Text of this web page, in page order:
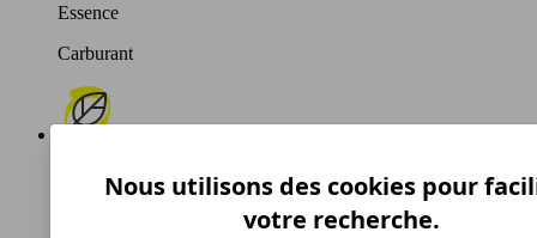
Essence
Carburant
174 g/km
Émissions de CO2 (combinées)*
Nous utilisons des cookies pour
votre recherche.